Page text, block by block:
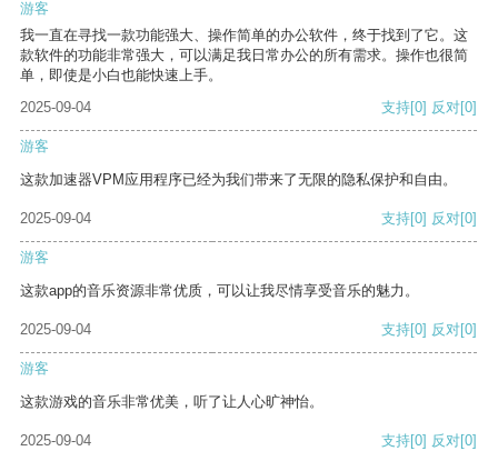
游客
我一直在寻找一款功能强大、操作简单的办公软件，终于找到了它。这
款软件的功能非常强大，可以满足我日常办公的所有需求。操作也很简
单，即使是小白也能快速上手。
2025-09-04
支持[0] 反对[0]
游客
这款加速器VPM应用程序已经为我们带来了无限的隐私保护和自由。
2025-09-04 支持[0] 反对[0]
游客
这款app的音乐资源非常优质，可以让我尽情享受音乐的魅力。
2025-09-04 支持[0] 反对[0]
游客
这款游戏的音乐非常优美，听了让人心旷神怡。
2025-09-04 支持[0] 反对[0]